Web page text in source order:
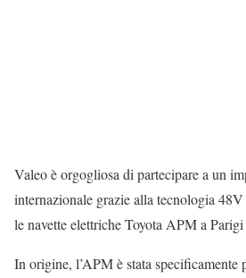
Valeo è orgogliosa di partecipare a un
internazionale grazie alla tecnologia
le navette elettriche Toyota APM a Parigi
In origine, l’APM è stata specificamente